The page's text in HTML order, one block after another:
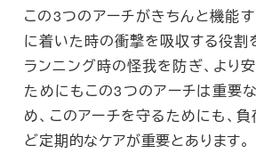
この3つのアーチがきちんと機能
に着いた時の衝撃を吸収する役割
ランニング時の怪我を防ぎ、より
ためにもこの3つのアーチは重要
め、このアーチを守るためにも、
ど定期的なケアが重要とあります。